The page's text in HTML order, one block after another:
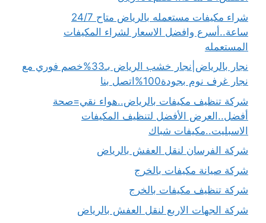
شراء مكيفات مستعمله بالرياض متاح 24/7
ساعة..أسرع وافضل الاسعار لشراء المكيفات
المستعمله
نجار بالرياض|نجار خشب الرياض بـ33%خصم فوري مع
نجار غرف نوم بجودة100%اتصل بنا
شركة تنظيف مكيفات بالرياض..هواء نقي=صحة
أفضل..العرض الأفضل لتنظيف المكيفات
الاسبليت..مكيفات شباك
شركة الفرسان لنقل العفش بالرياض
شركة صيانة مكيفات بالخرج
شركة تنظيف مكيفات بالخرج
شركة الجهات الاربع لنقل العفش بالرياض